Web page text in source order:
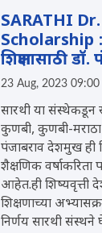
SARATHI
Scholarship
शिक्षणासाठी
23 Aug, 2023 09:00
सारथी या संस्थेकडून
कुणबी, कुणबी-मराठा
पंजाबराव देशमुख ही
शैक्षणिक वर्षाकरिता
आहेत.ही शिष्यवृत्ती
शिक्षणाच्या
निर्णय सारथी